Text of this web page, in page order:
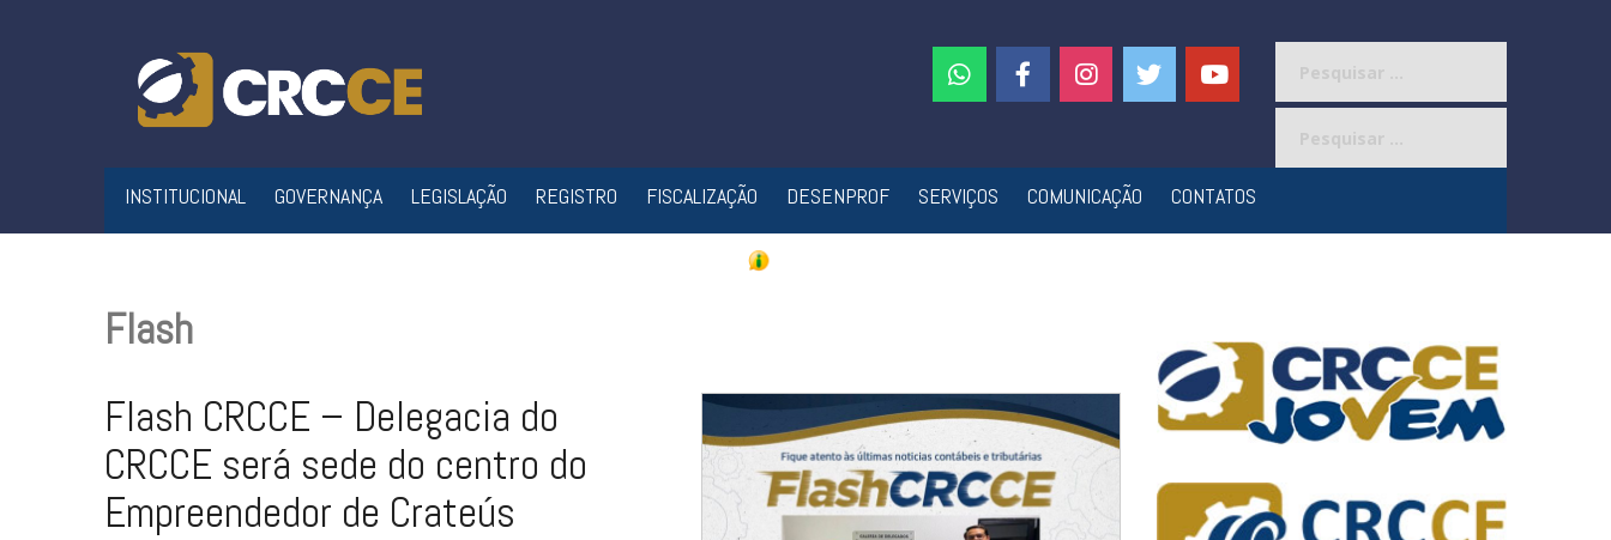
INSTITUCIONAL GOVERNANÇA LEGISLAÇÃO REGISTRO FISCALIZAÇÃO DESENPROF SERVIÇOS COMUNICAÇÃO CONTATOS
Flash
Flash CRCCE – Delegacia do
CRCCE será sede do centro do
Empreendedor de Crateús